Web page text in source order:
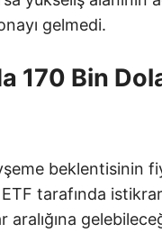
gelmedi.
170 Bin
beklentisinin
tarafında
aralığına